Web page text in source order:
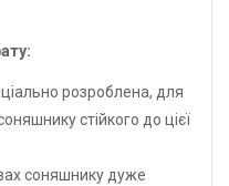
розроблена, для
стійкого до цієї
соняшнику дуже